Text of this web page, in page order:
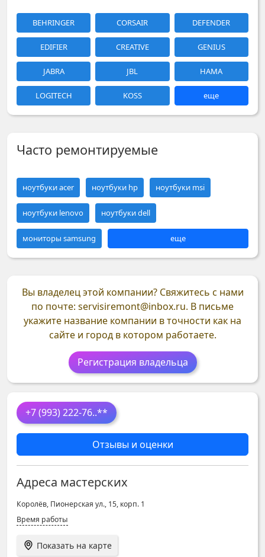
+7 (993) 222-76..**
Отзывы и оценки
Адреса мастерских
Королёв, Пионерская ул., 15, корп. 1
Время работы
Показать на карте
BEHRINGER CORSAIR DEFENDER
EDIFIER CREATIVE GENIUS
JABRA JBL HAMA
LOGITECH KOSS еще
Часто ремонтируемые
ноутбуки acer ноутбуки hp ноутбуки msi
ноутбуки lenovo ноутбуки dell
мониторы samsung еще
Вы владелец этой компании? Свяжитесь с нами
по почте: servisiremont@inbox.ru. В письме
укажите название компании в точности как на
сайте и город в котором работаете.
Регистрация владельца